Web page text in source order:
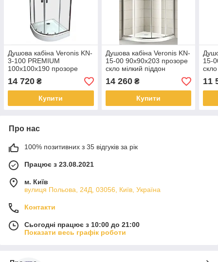
Душова кабіна Veronis KN-
3-100 PREMIUM
100х100х190 прозоре
скло без піддона
14 720 ₴
Купити
Душова кабіна Veronis KN-
15-00 90х90х203 прозоре
скло мілкий піддон
14 260₴
Купити
15-
11
Про нас
100% позитивних з 35 відгуків за рік
Працює з 23.08.2021
м. Київ
вулиця Польова, 24Д, 03056, Київ, Україна
Контакти
Сьогодні працює з 10:00 до 21:00
Показати весь графік роботи